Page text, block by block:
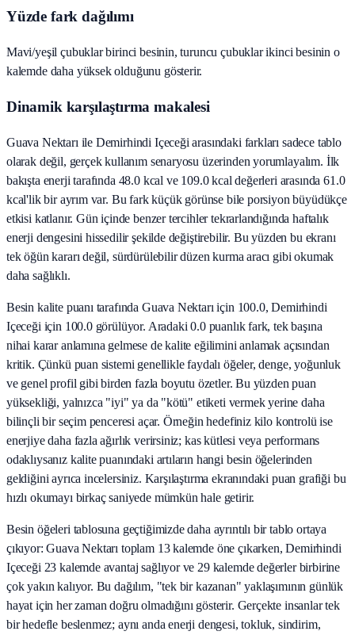
Yüzde fark dağılımı
Mavi/yeşil çubuklar birinci besinin, turuncu çubuklar ikinci besinin o
kalemde daha yüksek olduğunu gösterir.
Dinamik karşılaştırma makalesi
Guava Nektarı ile Demirhindi Içeceği arasındaki farkları sadece tablo
olarak değil, gerçek kullanım senaryosu üzerinden yorumlayalım. İlk
bakışta enerji tarafında 48.0 kcal ve 109.0 kcal değerleri arasında 61.0
kcal'lik bir ayrım var. Bu fark küçük görünse bile porsiyon büyüdükçe
etkisi katlanır. Gün içinde benzer tercihler tekrarlandığında haftalık
enerji dengesini hissedilir şekilde değiştirebilir. Bu yüzden bu ekranı
tek öğün kararı değil, sürdürülebilir düzen kurma aracı gibi okumak
daha sağlıklı.
Besin kalite puanı tarafında Guava Nektarı için 100.0, Demirhindi
Içeceği için 100.0 görülüyor. Aradaki 0.0 puanlık fark, tek başına
nihai karar anlamına gelmese de kalite eğilimini anlamak açısından
kritik. Çünkü puan sistemi genellikle faydalı öğeler, denge, yoğunluk
ve genel profil gibi birden fazla boyutu özetler. Bu yüzden puan
yüksekliği, yalnızca "iyi" ya da "kötü" etiketi vermek yerine daha
bilinçli bir seçim penceresi açar. Örneğin hedefiniz kilo kontrolü ise
enerjiye daha fazla ağırlık verirsiniz; kas kütlesi veya performans
odaklıysanız kalite puanındaki artıların hangi besin öğelerinden
geldiğini ayrıca incelersiniz. Karşılaştırma ekranındaki puan grafiği bu
hızlı okumayı birkaç saniyede mümkün hale getirir.
Besin öğeleri tablosuna geçtiğimizde daha ayrıntılı bir tablo ortaya
çıkıyor: Guava Nektarı toplam 13 kalemde öne çıkarken, Demirhindi
Içeceği 23 kalemde avantaj sağlıyor ve 29 kalemde değerler birbirine
çok yakın kalıyor. Bu dağılım, "tek bir kazanan" yaklaşımının günlük
hayat için her zaman doğru olmadığını gösterir. Gerçekte insanlar tek
bir hedefle beslenmez; aynı anda enerji dengesi, tokluk, sindirim,